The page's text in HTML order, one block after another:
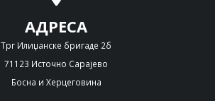
АДРЕСА
Трг Илиџанске бригаде 2б
71123 Источно Сарајево
Босна и Херцеговина